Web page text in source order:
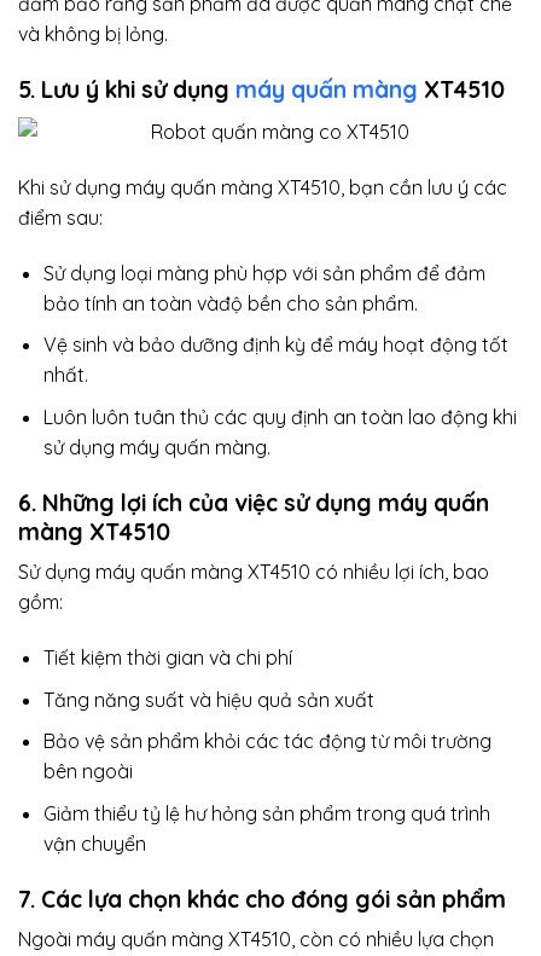
và không bị lỏng.
5. Lưu ý khi sử dụng máy quấn màng XT4510
Khi sử dụng máy quấn màng XT4510, bạn cần lưu ý các
điểm sau:
Sử dụng loại màng phù hợp với sản phẩm để đảm
bảo tính an toàn vàđộ bền cho sản phẩm.
Vệ sinh và bảo dưỡng định kỳ để máy hoạt động tốt
nhất.
Luôn luôn tuân thủ các quy định an toàn lao động khi
sử dụng máy quấn màng.
6. Những lợi ích của việc sử dụng máy quấn
màng XT4510
Sử dụng máy quấn màng XT4510 có nhiều lợi ích, bao
gồm:
Tiết kiệm thời gian và chi phí
Tăng năng suất và hiệu quả sản xuất
Bảo vệ sản phẩm khỏi các tác động từ môi trường
bên ngoài
Giảm thiểu tỷ lệ hư hỏng sản phẩm trong quá trình
vận chuyển
7. Các lựa chọn khác cho đóng gói sản phẩm
Ngoài máy quấn màng XT4510, còn có nhiều lựa chọn